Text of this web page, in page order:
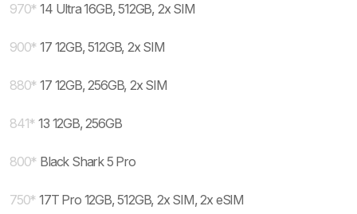
970* 14 Ultra 16GB, 512GB, 2x SIM
900* 17 12GB, 512GB, 2x SIM
880* 17 12GB, 256GB, 2x SIM
841* 13 12GB, 256GB
800* Black Shark 5 Pro
750* 17T Pro 12GB, 512GB, 2x SIM, 2x eSIM